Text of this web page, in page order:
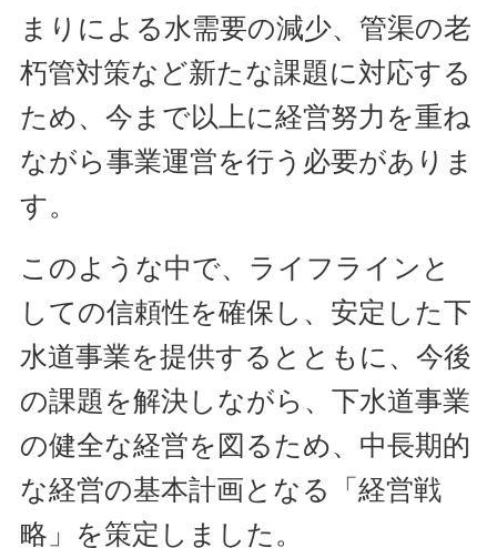
まりによる水需要の減少、管渠の老
朽管対策など新たな課題に対応する
ため、今まで以上に経営努力を重ね
ながら事業運営を行う必要がありま
す。
このような中で、ライフラインと
しての信頼性を確保し、安定した下
水道事業を提供するとともに、今後
の課題を解決しながら、下水道事業
の健全な経営を図るため、中長期的
な経営の基本計画となる「経営戦
略」を策定しました。